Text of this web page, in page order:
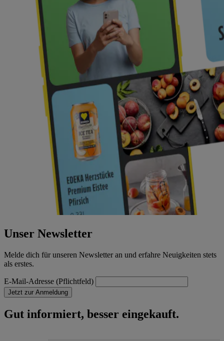
Unser Newsletter
Melde dich für unseren Newsletter an und erfahre Neuigkeiten stets
als erstes.
E-Mail-Adresse (Pflichtfeld)
Jetzt zur Anmeldung
Gut informiert, besser eingekauft.